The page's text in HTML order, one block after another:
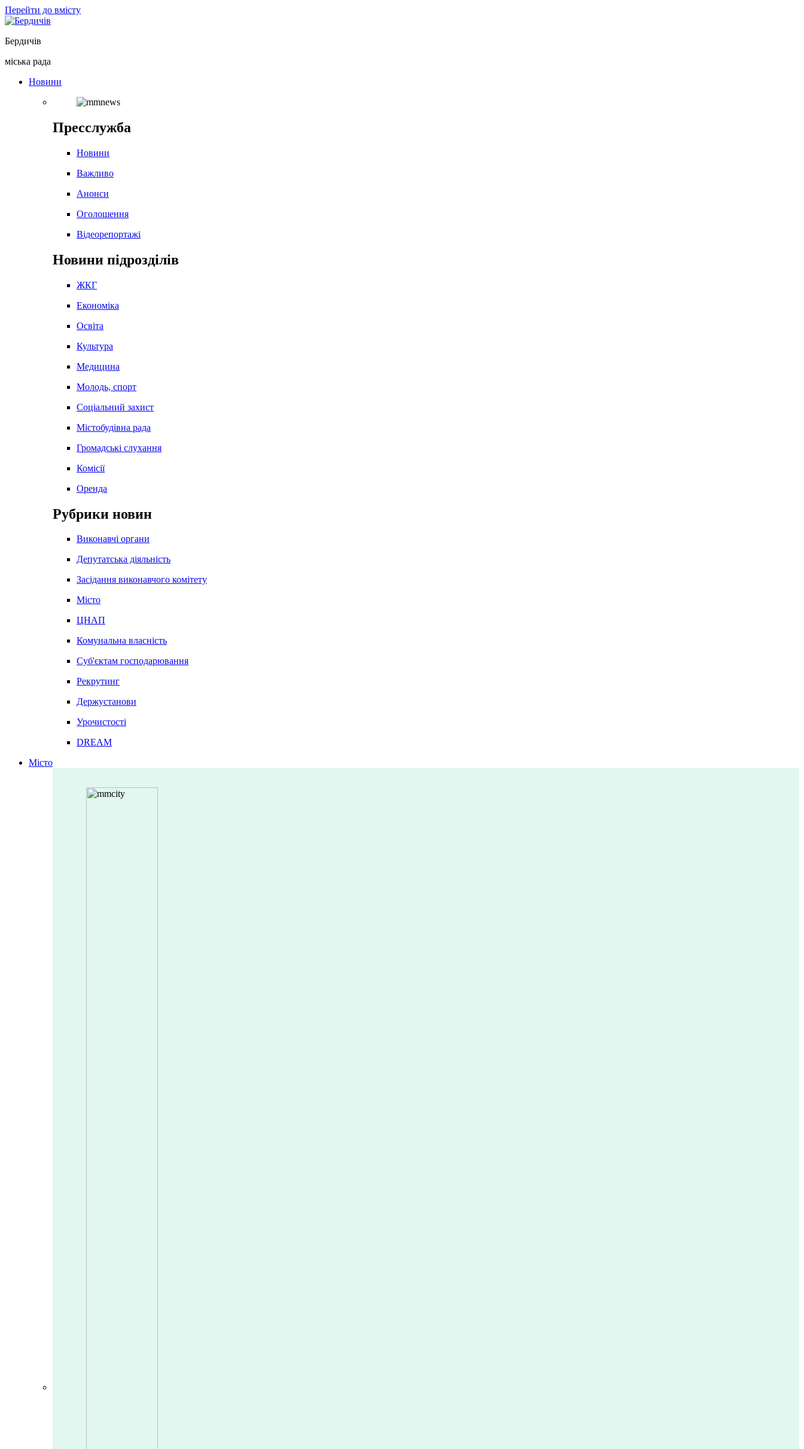
Перейти до вмісту
Бердичів
міська рада
Новини
Пресслужба
Новини
Важливо
Анонси
Оголошення
Відеорепортажі
Новини підрозділів
ЖКГ
Економіка
Освіта
Культура
Медицина
Молодь, спорт
Соціальний захист
Містобудівна рада
Громадські слухання
Комісії
Оренда
Рубрики новин
Виконавчі органи
Депутатська діяльність
Засідання виконавчого комітету
Місто
ЦНАП
Комунальна власність
Суб'єктам господарювання
Рекрутинг
Держустанови
Урочистості
DREAM
Місто